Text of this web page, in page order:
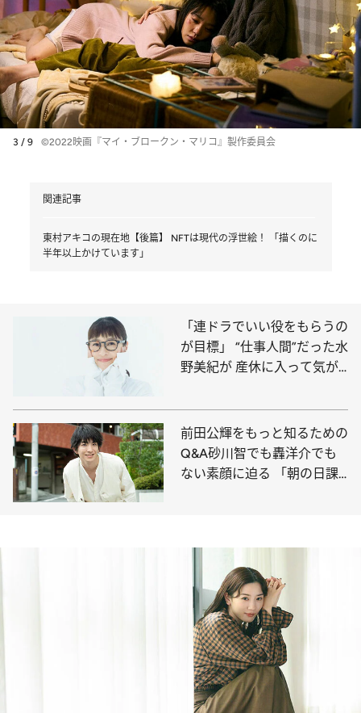
3 / 9 ©2022映画『マイ・ブロークン・マリコ』製作委員会
関連記事
東村アキコの現在地【後篇】 NFTは現代の浮世絵！ 「描くのに
半年以上かけています」
「連ドラでいい役をもらうの
が目標」 “仕事人間”だった水
野美紀が 産休に入って気が
前田公輝をもっと知るための
Q&A砂川智でも轟洋介でも
ない素顔に迫る 「朝の日課